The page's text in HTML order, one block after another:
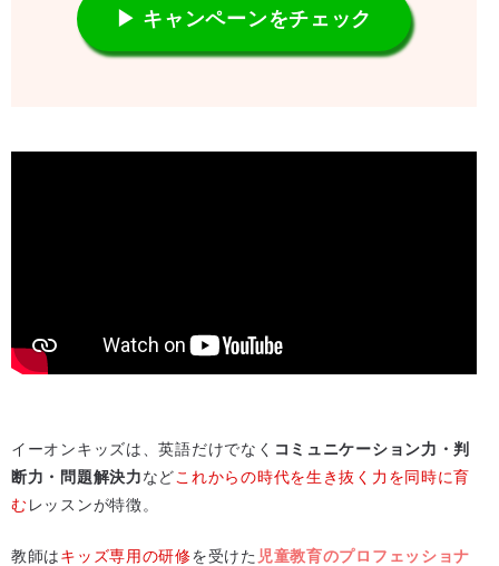
▶ キャンペーンをチェック
イーオンキッズは、英語だけでなく コミュニケーション力・判
断力・問題解決力などこれからの時代を生き抜く力を同時に育
むレッスンが特徴。
教師はキッズ専用の研修を受けた 児童教育のプロフェッショナ